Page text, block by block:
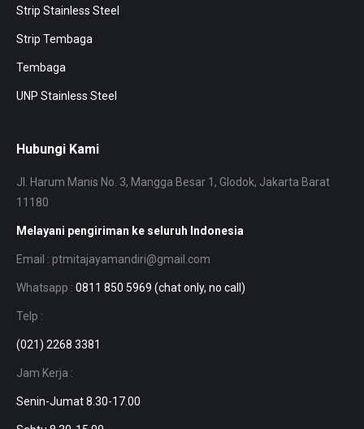
Strip Stainless Steel
Strip Tembaga
Tembaga
UNP Stainless Steel
Hubungi Kami
Jl. Harum Manis No. 3, Mangga Besar 1, Glodok, Jakarta Barat
11180
Melayani pengiriman ke seluruh Indonesia
Email : ptmitajayamandiri@gmail.com
Whatsapp : 0811 850 5969 (chat only, no call)
Telp :
(021) 2268 3381
Jam Kerja :
Senin-Jumat 8.30-17.00